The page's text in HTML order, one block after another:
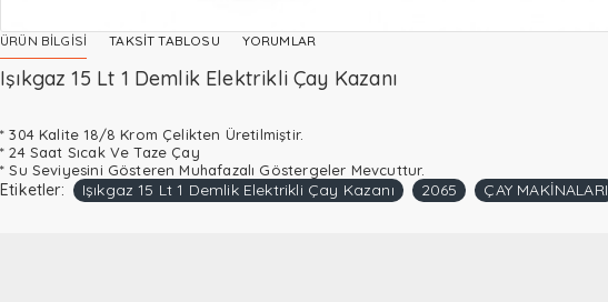
ÜRÜN BILGISI TAKSIT TABLOSU YORUMLAR
Işıkgaz 15 Lt 1 Demlik Elektrikli Çay Kazanı
* 304 Kalite 18/8 Krom Çelikten Üretilmiştir.
* 24 Saat Sıcak Ve Taze Çay
* Su Seviyesini Gösteren Muhafazalı Göstergeler Mevcuttur.
Etiketler: Işıkgaz 15 Lt 1 Demlik Elektrikli Çay Kazanı 2065 ÇAY MAKİNALARI